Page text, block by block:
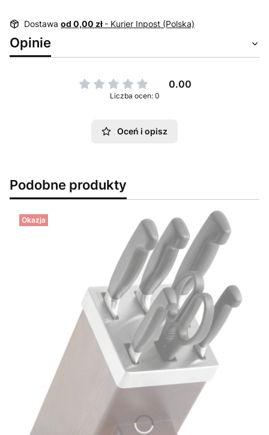
Dostawa od 0,00 zł - Kurier Inpost (Polska)
Opinie
0.00
Liczba ocen: 0
Oceń i opisz
Podobne produkty
Okazja